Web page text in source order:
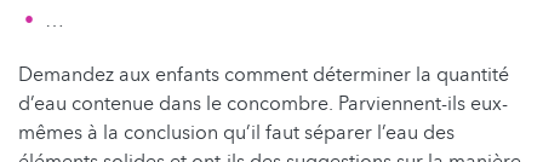
…
Demandez aux enfants comment déterminer la quantité
d’eau contenue dans le concombre. Parviennent-ils eux-
mêmes à la conclusion qu’il faut séparer l’eau des